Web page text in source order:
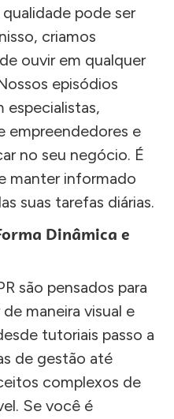
pode ser
criamos
ouvir em qualquer
episódios
especialistas,
empreendedores e
no seu negócio. É
manter informado
suas tarefas diárias.
Dinâmica e
são pensados para
maneira visual e
tutoriais passo a
de gestão até
complexos de
Se você é